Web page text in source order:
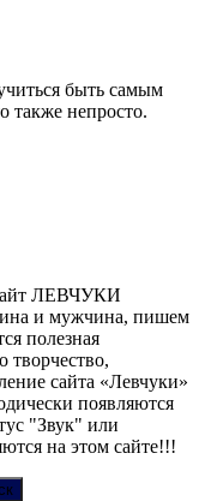
быть самым
также непросто.
ЛЕВЧУКИ
и мужчина, пишем
полезная
творчество,
сайта «Левчуки»
появляются
"Звук" или
на этом сайте!!!